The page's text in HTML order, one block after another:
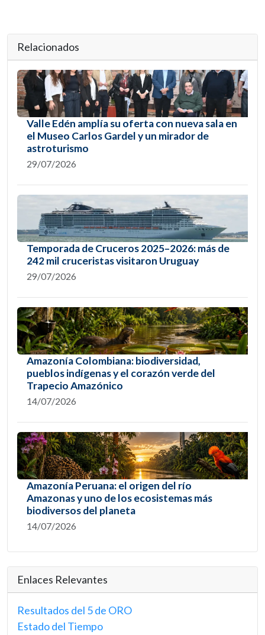
Relacionados
Valle Edén amplía su oferta con nueva sala en
el Museo Carlos Gardel y un mirador de
astroturismo
29/07/2026
Temporada de Cruceros 2025–2026: más de
242 mil cruceristas visitaron Uruguay
29/07/2026
Amazonía Colombiana: biodiversidad,
pueblos indígenas y el corazón verde del
Trapecio Amazónico
14/07/2026
Amazonía Peruana: el origen del río
Amazonas y uno de los ecosistemas más
biodiversos del planeta
14/07/2026
Enlaces Relevantes
Resultados del 5 de ORO
Estado del Tiempo